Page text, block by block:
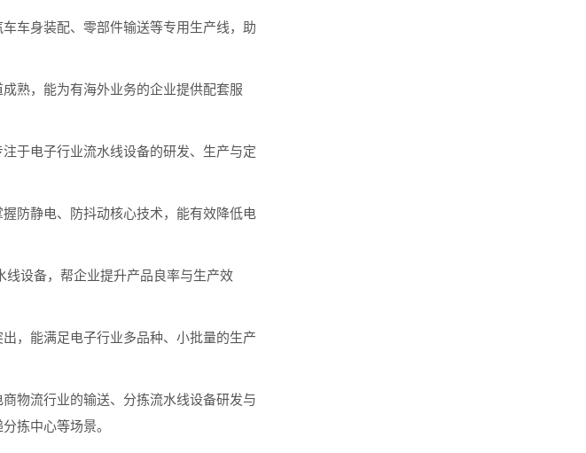
车身装配、零部件输送等专用生产线，助
，能为有海外业务的企业提供配套服
于电子行业流水线设备的研发、生产与定
防静电、防抖动核心技术，能有效降低电
设备，帮企业提升产品良率与生产效
能满足电子行业多品种、小批量的生产
物流行业的输送、分拣流水线设备研发与
拣中心等场景。